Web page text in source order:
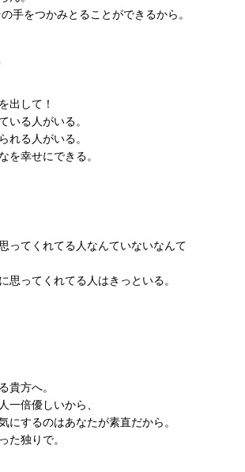
手をつかみとることができるから。
出して！
いる人がいる。
れる人がいる。
を幸せにできる。
ってくれてる人なんていないなんて
思ってくれてる人はきっといる。
方へ。
一倍優しいから、
にするのはあなたが素直だから。
独りで。